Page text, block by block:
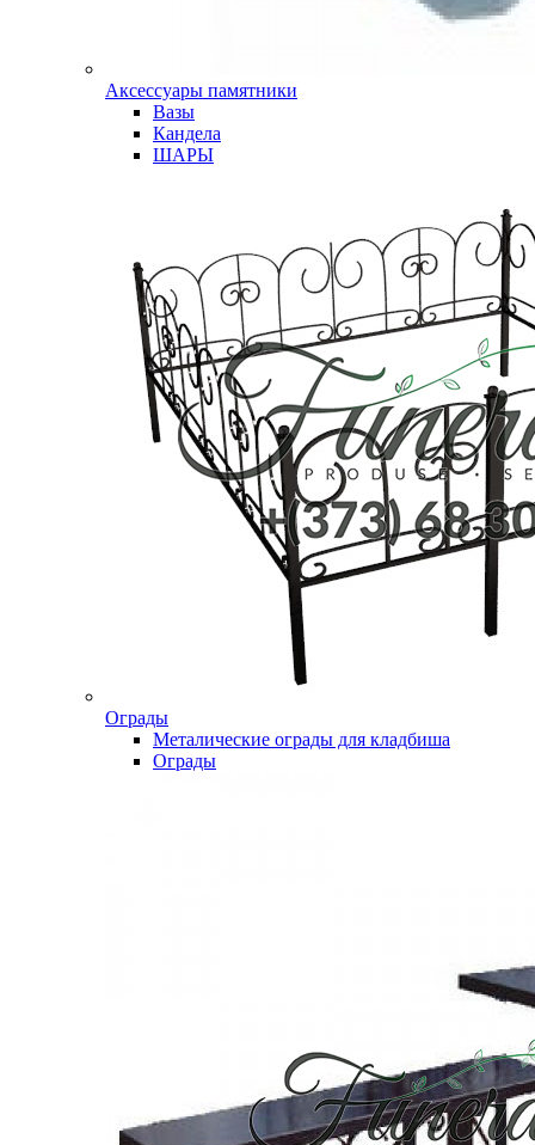
Аксессуары памятники
Вазы
Кандела
ШАРЫ
Ограды
Металические ограды для кладбиша
Ограды